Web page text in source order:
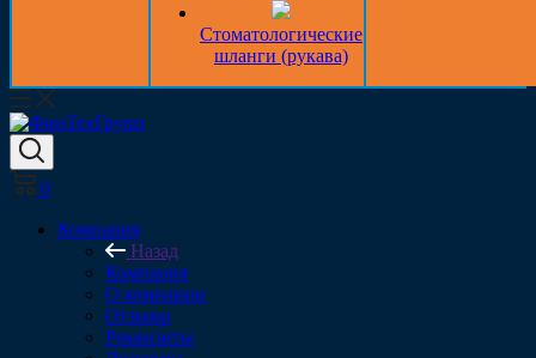
Стоматологические
шланги (рукава)
0
Компания
Назад
Компания
О компании
Отзывы
Реквизиты